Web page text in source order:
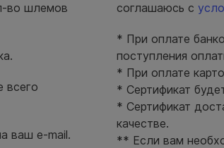
во шлемов
всего
ваш e-mail.
соглашаюсь с
* При оплате
поступления
* При оплате
* Сертификат
* Сертификат
качестве.
** Если вам